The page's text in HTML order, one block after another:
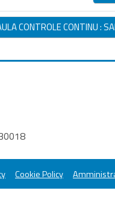
CONTROLE CONTINU :
Cookie Policy